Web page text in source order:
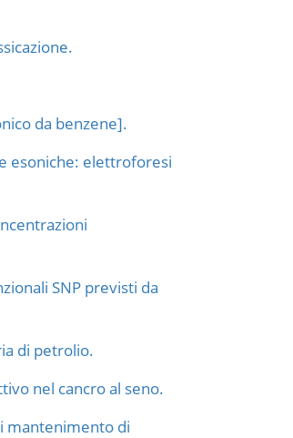
da benzene].
esoniche: elettroforesi
SNP previsti da
di petrolio.
nel cancro al seno.
mantenimento di